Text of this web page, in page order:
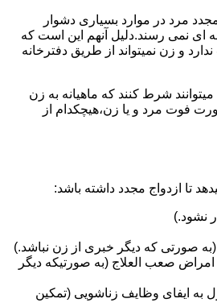
مجدد مرد در موارد بسیاری دشوار
ای نمی رسند.دلیل آنهم این است که
و زن نمیتواند از طریق دفترخانه
شرط کنند که ماهیانه به زن
فوت مرد و یا زن،هیچکدام از
تا ازدواج مجدد داشته باشد:
نشود.)
صورتی که دیگر خبری از زن نباشد.)
امراض صعب العلاج (به صورتیکه دیگر
ایفای وظایف زناشویی (تمکین